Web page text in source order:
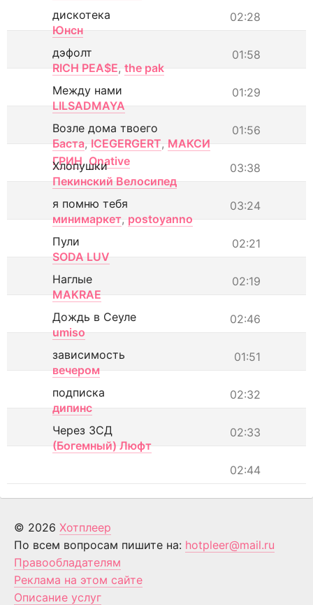
02:28
дискотека
Юнсн
01:58
дэфолт
RICH PEA$E, the pak
01:29
Между нами
LILSADMAYA
01:56
Возле дома твоего
Баста, ICEGERGERT, МАКСИ
ГРИН, Onative 03:38
Хлопушки
Пекинский Велосипед
03:24
я помню тебя
минимаркет, postoyanno
02:21
Пули
SODA LUV
02:19
Наглые
MAKRAE
02:46
Дождь в Сеуле
umiso
01:51
зависимость
вечером
02:32
подписка
дипинс
02:33
Через ЗСД
(Богемный) Люфт
02:44
© 2026 Хотплеер
По всем вопросам пишите на: hotpleer@mail.ru
Правообладателям
Реклама на этом сайте
Описание услуг